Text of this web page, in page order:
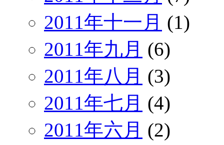
2011年十一月 (1)
2011年九月 (6)
2011年八月 (3)
2011年七月 (4)
2011年六月 (2)